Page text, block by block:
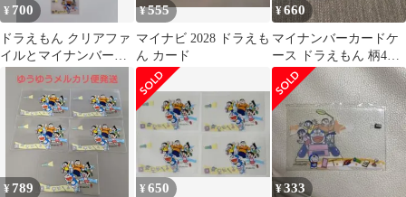
¥ 700
ドラえもん クリアファ
イルとマイナンバーカ
ードケースのセット
¥555
マイナビ 2028 ドラえも
ん カード
¥660
マイナンバーカードケ
ース ドラえもん 柄4枚
セット
¥ 789 ¥650 ¥333